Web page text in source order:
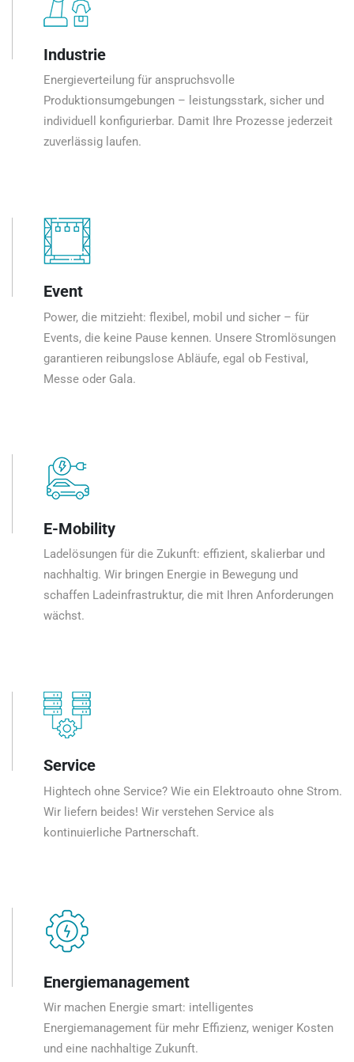
Industrie
Energieverteilung für anspruchsvolle
Produktionsumgebungen – leistungsstark, sicher und
individuell konfigurierbar. Damit Ihre Prozesse jederzeit
zuverlässig laufen.
Event
Power, die mitzieht: flexibel, mobil und sicher – für
Events, die keine Pause kennen. Unsere Stromlösungen
garantieren reibungslose Abläufe, egal ob Festival,
Messe oder Gala.
E-Mobility
Ladelösungen für die Zukunft: effizient, skalierbar und
nachhaltig. Wir bringen Energie in Bewegung und
schaffen Ladeinfrastruktur, die mit Ihren Anforderungen
wächst.
Service
Hightech ohne Service? Wie ein Elektroauto ohne Strom.
Wir liefern beides! Wir verstehen Service als
kontinuierliche Partnerschaft.
Energiemanagement
Wir machen Energie smart: intelligentes
Energiemanagement für mehr Effizienz, weniger Kosten
und eine nachhaltige Zukunft.